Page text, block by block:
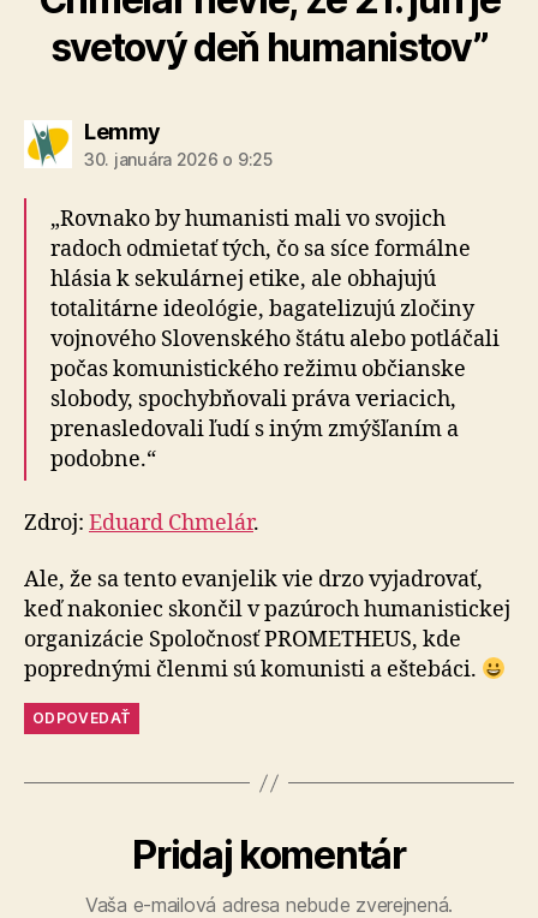
svetový deň humanistov”
Lemmyhovorí:
30. januára 2026 o 9:25
„Rovnako by humanisti mali vo svojich
radoch odmietať tých, čo sa síce formálne
hlásia k sekulárnej etike, ale obhajujú
totalitárne ideológie, bagatelizujú zločiny
vojnového Slovenského štátu alebo potláčali
počas komunistického režimu občianske
slobody, spochybňovali práva veriacich,
prenasledovali ľudí s iným zmýšľaním a
podobne.“
Zdroj: Eduard Chmelár.
Ale, že sa tento evanjelik vie drzo vyjadrovať,
keď nakoniec skončil v pazúroch humanistickej
organizácie Spoločnosť PROMETHEUS, kde
poprednými členmi sú komunisti a eštebáci.
ODPOVEDAŤ
Pridaj komentár
Vaša e-mailová adresa nebude zverejnená.